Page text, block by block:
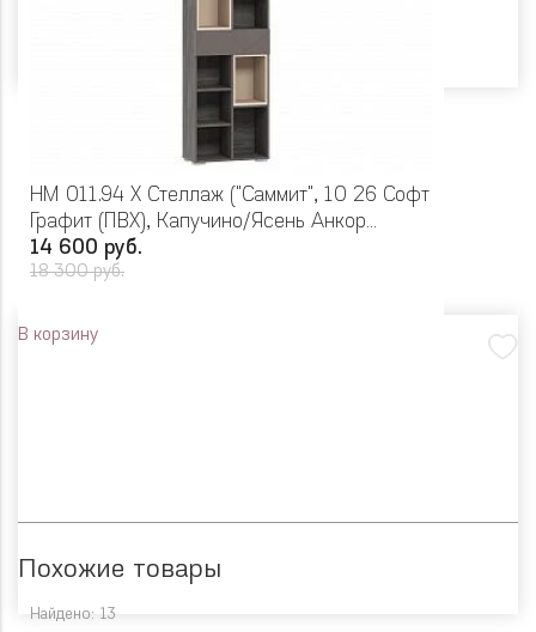
НМ 011.94 Х Стеллаж ("Саммит", 10 26 Софт
Графит (ПВХ), Капучино/Ясень Анкор
темный (KR))
14 600 руб.
18 300 руб.
В корзину
Похожие товары
Найдено: 13